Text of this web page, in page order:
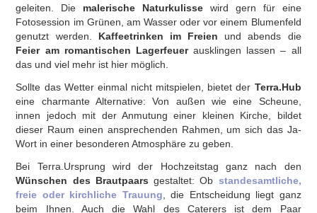
geleiten. Die malerische Naturkulisse wird gern für eine
Fotosession im Grünen, am Wasser oder vor einem Blumenfeld
genutzt werden. Kaffeetrinken im Freien und abends die
Feier am romantischen Lagerfeuerausklingen lassen – all
das und viel mehr ist hier möglich.
Sollte das Wetter einmal nicht mitspielen, bietet der Terra.Hub
eine charmante Alternative: Von außen wie eine Scheune,
innen jedoch mit der Anmutung einer kleinen Kirche, bildet
dieser Raum einen ansprechenden Rahmen, um sich das Ja-
Wort in einer besonderen Atmosphäre zu geben.
Bei Terra.Ursprung wird der Hochzeitstag ganz nach den
Wünschen des Brautpaars gestaltet: Ob standesamtliche,
freie oder kirchliche Trauung , die Entscheidung liegt ganz
beim Ihnen. Auch die Wahl des Caterers ist dem Paar